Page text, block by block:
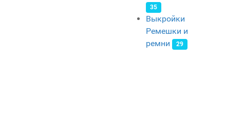
35
Выкройки
Ремешки и
ремни
29